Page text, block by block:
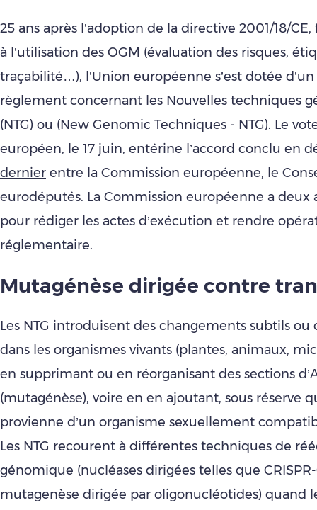
25 ans après l’adoption de la directive 2001/18/
à l’utilisation des OGM (évaluation des risques,
traçabilité…), l’Union européenne s’est dotée
règlement concernant les Nouvelles techniques
(NTG) ou (New Genomic Techniques - NTG). Le
européen, le 17 juin, entérine l’accord conclu en
dernier entre la Commission européenne, le
eurodéputés. La Commission européenne a deux
pour rédiger les actes d’exécution et rendre
réglementaire.
Mutagénèse dirigée contre
Les NTG introduisent des changements subtils ou
dans les organismes vivants (plantes, animaux,
en supprimant ou en réorganisant des sections
(mutagénèse), voire en en ajoutant, sous réserve
provienne d’un organisme sexuellement
Les NTG recourent à différentes techniques de
génomique (nucléases dirigées telles que CRISPR-
mutagenèse dirigée par oligonucléotides) quand